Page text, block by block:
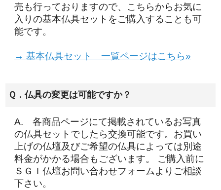
売も行っておりますので、こちらからお気に
入りの基本仏具セットをご購入することも可
能です。
→ 基本仏具セット 一覧ページはこちら»
Ｑ．仏具の変更は可能ですか？
A. 各商品ページにて掲載されているお写真
の仏具セットでしたら交換可能です。お買い
上げの仏壇及びご希望の仏具によっては別途
料金がかかる場合もございます。 ご購入前に
ＳＧＩ仏壇お問い合わせフォームよりご相談
下さい。